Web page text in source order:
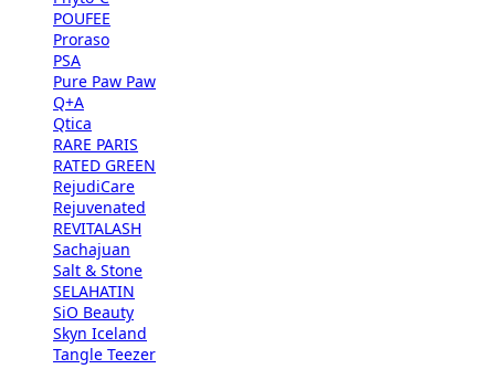
POUFEE
Proraso
PSA
Pure Paw Paw
Q+A
Qtica
RARE PARIS
RATED GREEN
RejudiCare
Rejuvenated
REVITALASH
Sachajuan
Salt & Stone
SELAHATIN
SiO Beauty
Skyn Iceland
Tangle Teezer